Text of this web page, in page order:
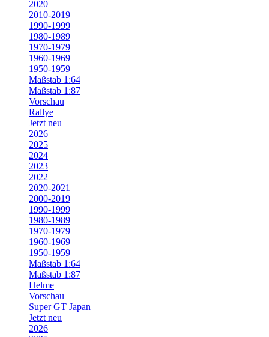
2020
2010-2019
1990-1999
1980-1989
1970-1979
1960-1969
1950-1959
Maßstab 1:64
Maßstab 1:87
Vorschau
Rallye
Jetzt neu
2026
2025
2024
2023
2022
2020-2021
2000-2019
1990-1999
1980-1989
1970-1979
1960-1969
1950-1959
Maßstab 1:64
Maßstab 1:87
Helme
Vorschau
Super GT Japan
Jetzt neu
2026